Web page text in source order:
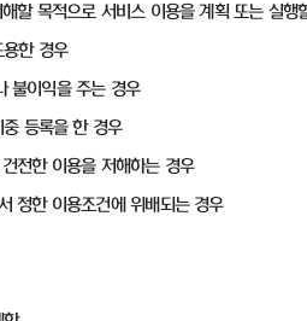
할 목적으로 서비스 이용을 계획 또는 실행
한 경우
불이익을 주는 경우
등록을 한 경우
전한 이용을 저해하는 경우
정한 이용조건에 위배되는 경우